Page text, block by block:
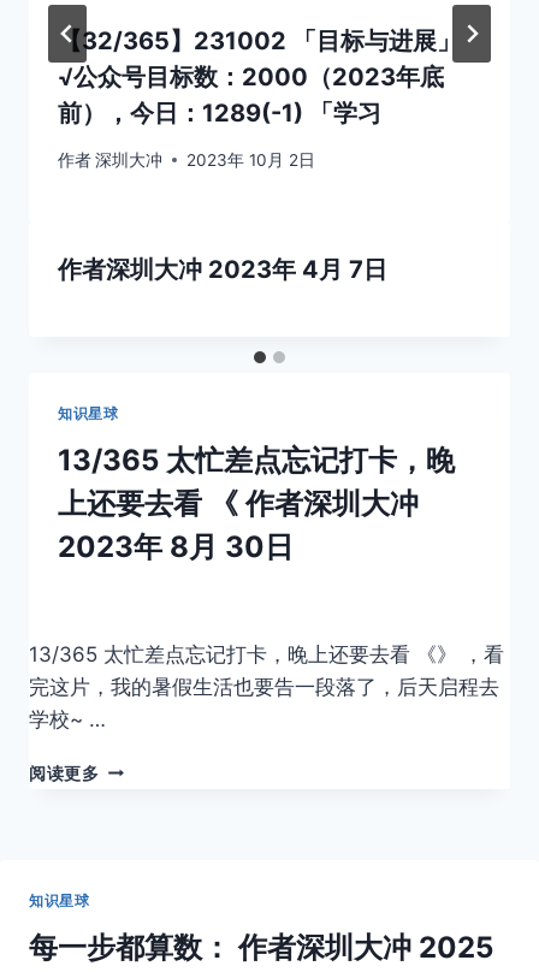
【32/365】231002 「目标与进展」
√公众号目标数：2000（2023年底
前），今日：1289(-1) 「学习
作者深圳大冲 2023年 10月 2日
作者深圳大冲 2023年 4月 7日
知识星球
13/365 太忙差点忘记打卡，晚
上还要去看 《 作者深圳大冲
2023年 8月 30日
13/365 太忙差点忘记打卡，晚上还要去看 《》 ，看
完这片，我的暑假生活也要告一段落了，后天启程去
学校~ …
阅读更多 13/365
打
知识星球
每一步都算数： 作者深圳大冲 2025